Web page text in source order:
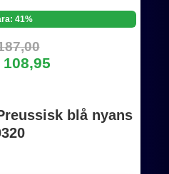
41%
blå nyans